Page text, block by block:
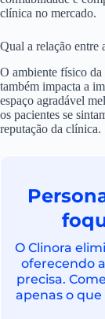
clínica no mercado.
Qual a relação entre
O ambiente físico
também impacta a
espaço agradável
os pacientes se
reputação da clínica.
O Clinora
oferecendo
precisa.
apenas o